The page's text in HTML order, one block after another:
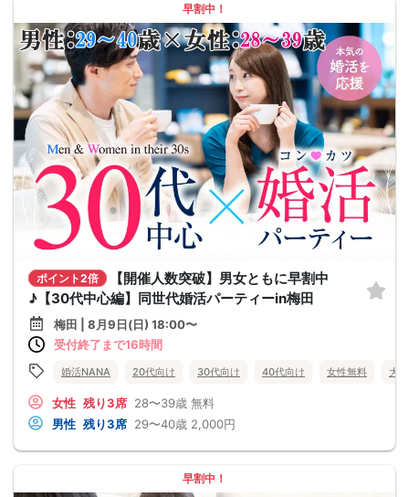
早割中！
ポイント2倍
【開催人数突破】男女ともに早割中
♪【30代中心編】同世代婚活パーティーin梅田
梅田 | 8月9日(日) 18:00〜
受付終了まで16時間
婚活NANA 20代向け 30代向け 40代向け 女性無料 大
女性 残り3席 28〜39歳 無料
男性 残り3席 29〜40歳 2,000円
早割中！